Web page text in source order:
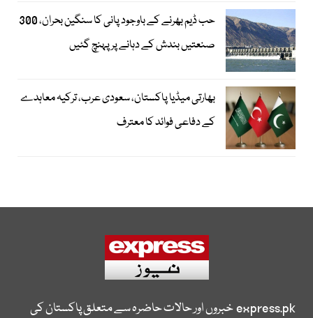
حب ڈیم بھرنے کے باوجود پانی کا سنگین بحران، 300
صنعتیں بندش کے دہانے پر پہنچ گئیں
بھارتی میڈیا پاکستان، سعودی عرب، ترکیہ معاہدے
کے دفاعی فوائد کا معترف
express.pkخبروں اور حالات حاضرہ سے متعلق پاکستان کی